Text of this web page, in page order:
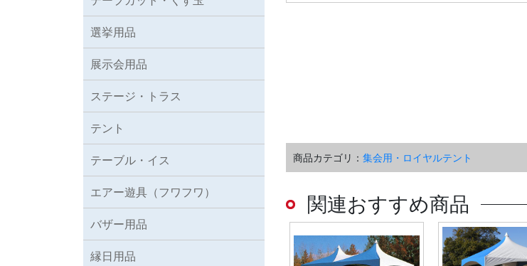
商品カテゴリ： 集会用・ロイヤルテント
関連おすすめ商品
選挙用品
展示会用品
ステージ・トラス
テント
テーブル・イス
エアー遊具（フワフワ）
バザー用品
縁日用品